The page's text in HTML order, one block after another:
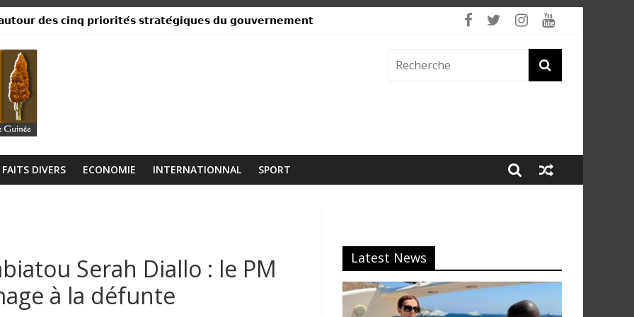
𝗱𝗲𝘀 𝗰𝗶𝗻𝗾 𝗽𝗿𝗶𝗼𝗿𝗶𝘁𝗲́𝘀 𝘀𝘁𝗿𝗮𝘁𝗲́𝗴𝗶𝗾𝘂𝗲𝘀 𝗱𝘂 𝗴𝗼𝘂𝘃𝗲𝗿𝗻𝗲𝗺𝗲𝗻𝘁
découvert à quelques mètres de la grande mosquée
entre un camion et un taxi
Rogbanè en complexe balnéaire
FAITS DIVERS ECONOMIE INTERNATIONNAL SPORT
Serah Diallo : le PM
à la défunte
Latest News